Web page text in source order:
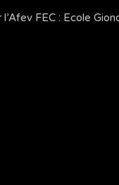
FEC : Ecole